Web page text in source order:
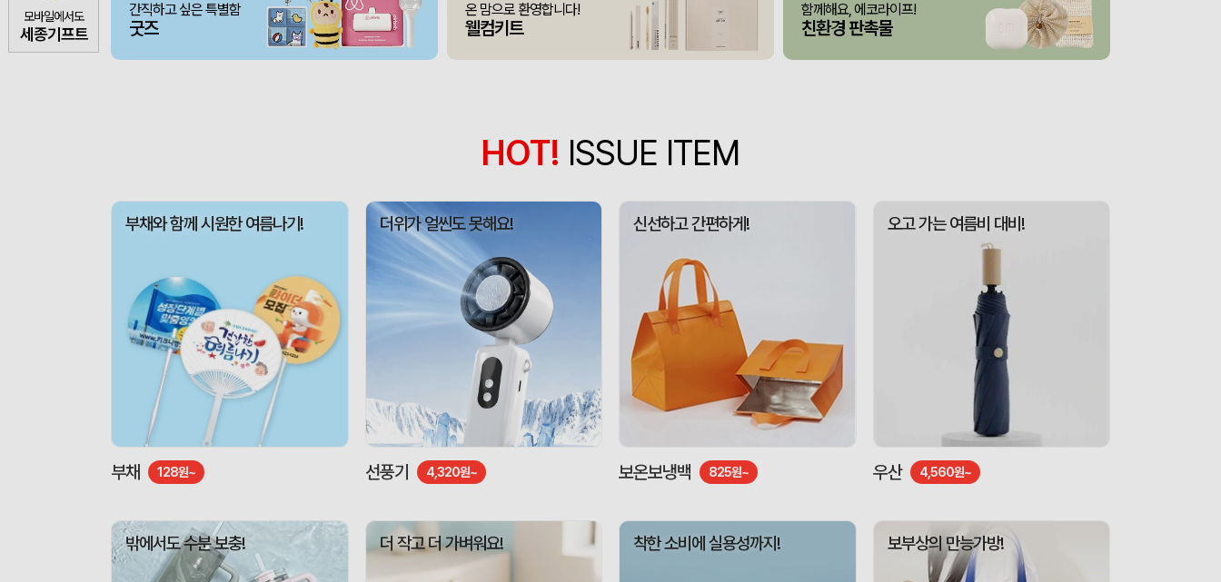
모바일에서도
세종기프트
375348 전OO 71 [26년 설]CJ 스마트초이스 L호 서정은 산출완료 08-07
300 접이식 장바구니 포켓가방 3종 1P 산출완료 08-07
375344 1200
375367 100 장은지 접수중
375366
375364 울OO 산출완료
375363 이OO 30 상품제안(웰컴키트제작) 산출완료
간직하고 싶은 특별함
굿즈
온 맘으로 환영합니다!
웰컴키트
함께해요, 에코라이프!
친환경 판촉물
HOT! ISSUE ITEM
부채와 함께 시원한 여름나기!
부채 128원~
더위가 얼씬도 못해요!
선풍기 4,320원~
신선하고 간편하게!
보온보냉백 825원~
오고 가는 여름비 대비!
우산 4,560원~
밖에서도 수분 보충! 더 작고 더 가벼워요! 착한 소비에 실용성까지! 보부상의 만능가방!